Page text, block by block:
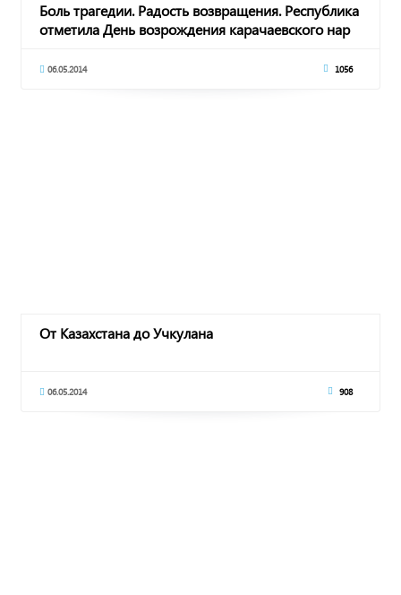
Боль трагедии. Радость возвращения. Республика
отметила День возрождения карачаевского нар
06.05.2014 1056
От Казахстана до Учкулана
06.05.2014 908